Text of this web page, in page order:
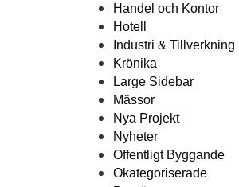
Handel och Kontor
Hotell
Industri & Tillverkning
Krönika
Large Sidebar
Mässor
Nya Projekt
Nyheter
Offentligt Byggande
Okategoriserade